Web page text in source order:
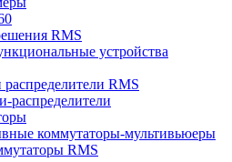
RMS
устройства
RMS
распределители
коммутаторы-мультивьюеры
RMS